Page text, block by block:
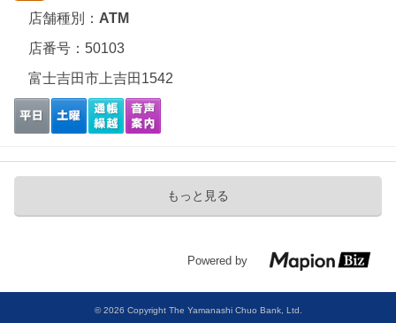
店舗種別： ATM
店番号：50103
富士吉田市上吉田1542
もっと見る
Powered by
© 2026 Copyright The Yamanashi Chuo Bank, Ltd.